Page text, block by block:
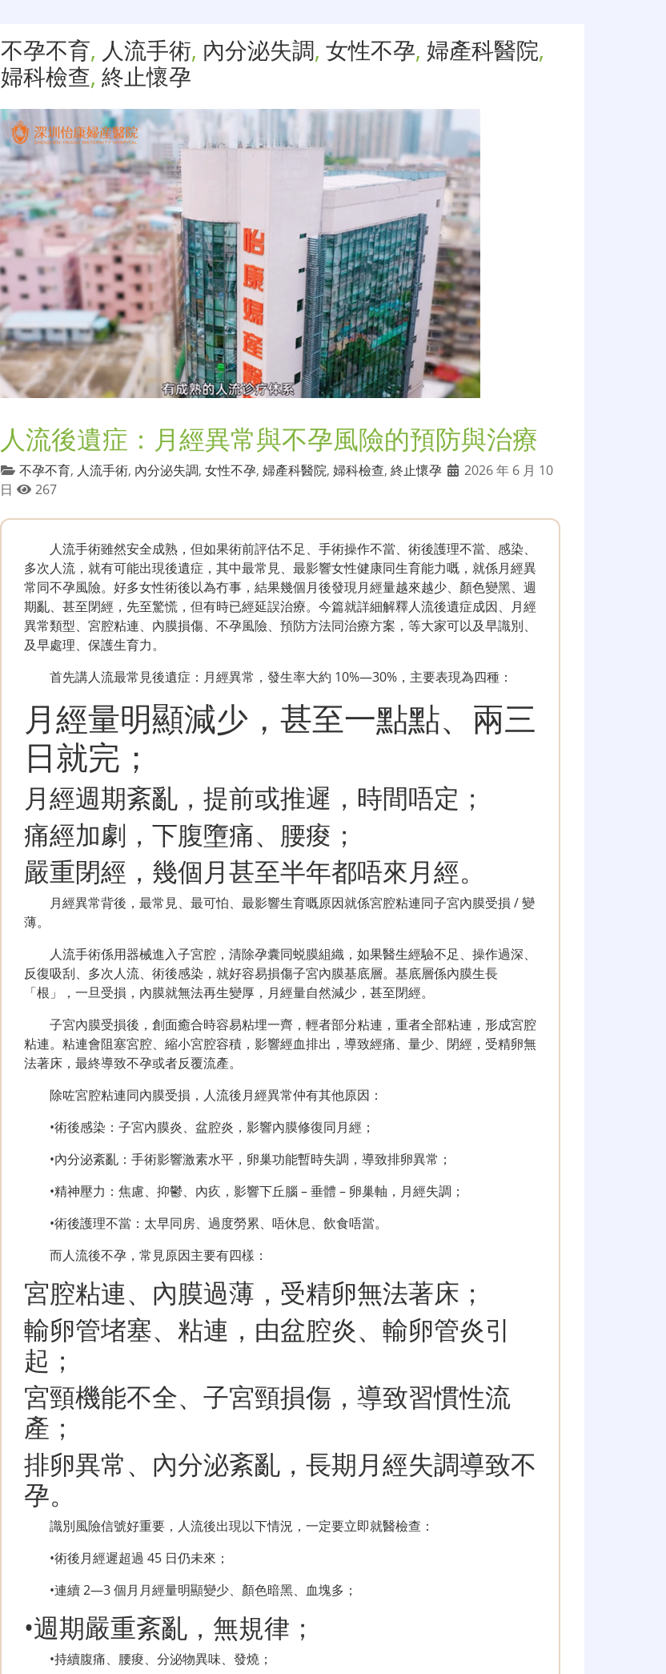
不孕不育, 人流手術, 內分泌失調, 女性不孕, 婦產科醫院,
婦科檢查, 終止懷孕
人流後遺症：月經異常與不孕風險的預防與治療
不孕不育, 人流手術, 內分泌失調, 女性不孕, 婦產科醫院, 婦科檢查, 終止懷孕
2026 年 6 月 10
日
267
人流手術雖然安全成熟，但如果術前評估不足、手術操作不當、術後護理不當、感染、
多次人流，就有可能出現後遺症，其中最常見、最影響女性健康同生育能力嘅，就係月經異
常同不孕風險。好多女性術後以為冇事，結果幾個月後發現月經量越來越少、顏色變黑、週
期亂、甚至閉經，先至驚慌，但有時已經延誤治療。今篇就詳細解釋人流後遺症成因、月經
異常類型、宮腔粘連、內膜損傷、不孕風險、預防方法同治療方案，等大家可以及早識別、
及早處理、保護生育力。
首先講人流最常見後遺症：月經異常，發生率大約 10%—30%，主要表現為四種：
月經量明顯減少，甚至一點點、兩三
日就完；
月經週期紊亂，提前或推遲，時間唔定；
痛經加劇，下腹墮痛、腰痠；
嚴重閉經，幾個月甚至半年都唔來月經。
月經異常背後，最常見、最可怕、最影響生育嘅原因就係宮腔粘連同子宮內膜受損 / 變
薄。
人流手術係用器械進入子宮腔，清除孕囊同蜕膜組織，如果醫生經驗不足、操作過深、
反復吸刮、多次人流、術後感染，就好容易損傷子宮內膜基底層。基底層係內膜生長
「根」，一旦受損，內膜就無法再生變厚，月經量自然減少，甚至閉經。
子宮內膜受損後，創面癒合時容易粘埋一齊，輕者部分粘連，重者全部粘連，形成宮腔
粘連。粘連會阻塞宮腔、縮小宮腔容積，影響經血排出，導致經痛、量少、閉經，受精卵無
法著床，最終導致不孕或者反覆流產。
除咗宮腔粘連同內膜受損，人流後月經異常仲有其他原因：
•術後感染：子宮內膜炎、盆腔炎，影響內膜修復同月經；
•內分泌紊亂：手術影響激素水平，卵巢功能暫時失調，導致排卵異常；
•精神壓力：焦慮、抑鬱、內疚，影響下丘腦 – 垂體 – 卵巢軸，月經失調；
•術後護理不當：太早同房、過度勞累、唔休息、飲食唔當。
而人流後不孕，常見原因主要有四樣：
宮腔粘連、內膜過薄，受精卵無法著床；
輸卵管堵塞、粘連，由盆腔炎、輸卵管炎引
起；
宮頸機能不全、子宮頸損傷，導致習慣性流
產；
排卵異常、內分泌紊亂，長期月經失調導致不
孕。
識別風險信號好重要，人流後出現以下情況，一定要立即就醫檢查：
•術後月經遲超過 45 日仍未來；
•連續 2—3 個月月經量明顯變少、顏色暗黑、血塊多；
•週期嚴重紊亂，無規律；
•持續腹痛、腰痠、分泌物異味、發燒；